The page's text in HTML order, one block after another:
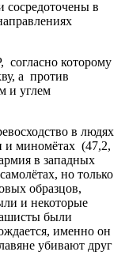
сосредоточены в
которому
а против
и углем
в людях
и миномётах (47,2,
в западных
но только
образцов,
и некоторые
были
именно он
убивают друг